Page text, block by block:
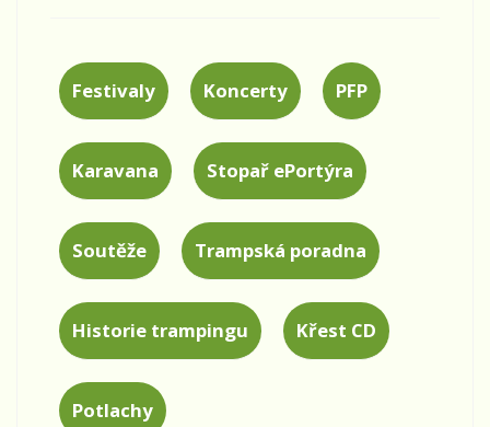
Festivaly Koncerty PFP
Karavana Stopař ePortýra
Soutěže Trampská poradna
Historie trampingu Křest CD
Potlachy